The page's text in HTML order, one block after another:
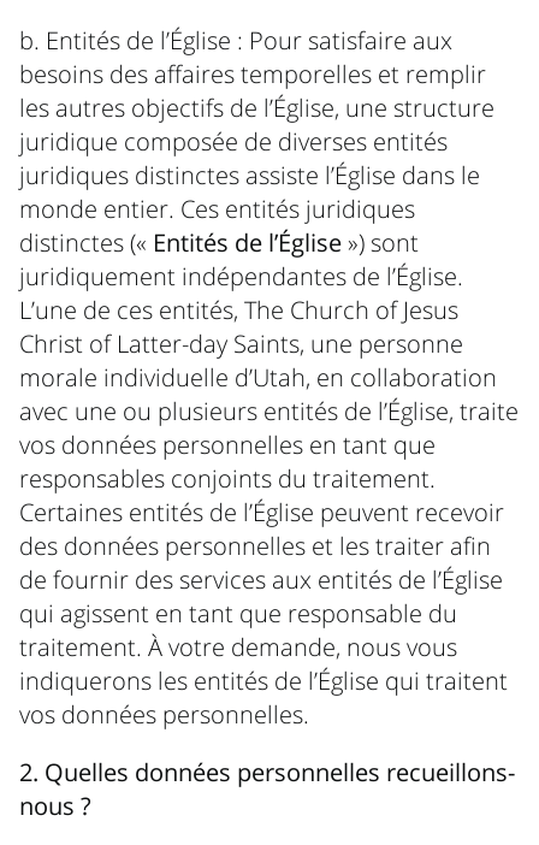
b. Entités de l’Église : Pour satisfaire aux
besoins des affaires temporelles et remplir
les autres objectifs de l’Église, une structure
juridique composée de diverses entités
juridiques distinctes assiste l’Église dans le
monde entier. Ces entités juridiques
distinctes (« Entités de l’Église ») sont
juridiquement indépendantes de l’Église.
L’une de ces entités, The Church of Jesus
Christ of Latter-day Saints, une personne
morale individuelle d’Utah, en collaboration
avec une ou plusieurs entités de l’Église, traite
vos données personnelles en tant que
responsables conjoints du traitement.
Certaines entités de l’Église peuvent recevoir
des données personnelles et les traiter afin
de fournir des services aux entités de l’Église
qui agissent en tant que responsable du
traitement. À votre demande, nous vous
indiquerons les entités de l’Église qui traitent
vos données personnelles.
2. Quelles données personnelles recueillons-
nous ?